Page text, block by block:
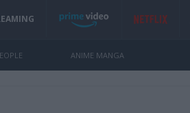
ANIME MANGA